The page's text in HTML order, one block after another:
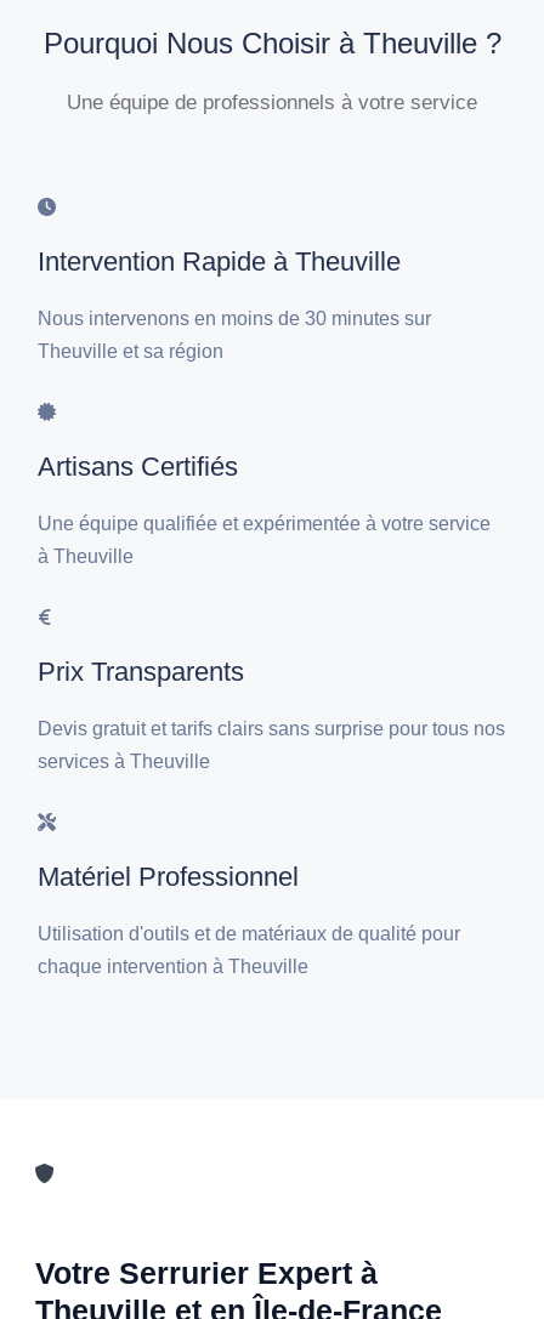
Pourquoi Nous Choisir à Theuville ?
Une équipe de professionnels à votre service
Intervention Rapide à Theuville
Nous intervenons en moins de 30 minutes sur
Theuville et sa région
Artisans Certifiés
Une équipe qualifiée et expérimentée à votre service
à Theuville
Prix Transparents
Devis gratuit et tarifs clairs sans surprise pour tous nos
services à Theuville
Matériel Professionnel
Utilisation d'outils et de matériaux de qualité pour
chaque intervention à Theuville
Votre Serrurier Expert à
Theuville et en Île-de-France